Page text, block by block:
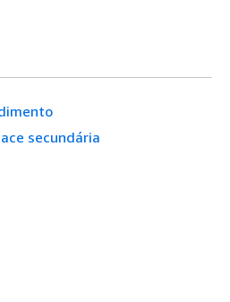
secundária